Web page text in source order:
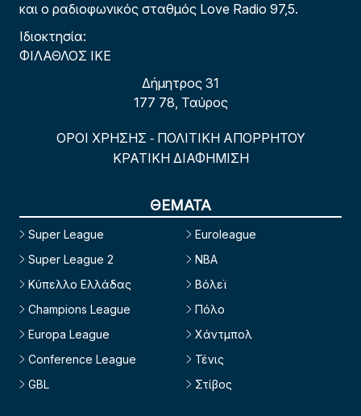
και ο ραδιοφωνικός σταθμός Love Radio 97,5.
Ιδιοκτησία:
ΦΙΛΑΘΛΟΣ ΙΚΕ
Δήμητρος 31
177 78, Ταύρος
ΟΡΟΙ ΧΡΗΣΗΣ - ΠΟΛΙΤΙΚΗ ΑΠΟΡΡΗΤΟΥ
ΚΡΑΤΙΚΗ ΔΙΑΦΗΜΙΣΗ
ΘΕΜΑΤΑ
Super League
Super League 2
Κύπελλο Ελλάδας
Champions League
Europa League
Conference League
GBL
Euroleague
NBA
Βόλεϊ
Πόλο
Χάντμπολ
Τένις
Στίβος